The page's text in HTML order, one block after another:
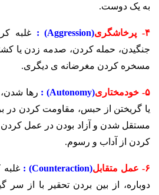
به یک دوست.
۴- پرخاشگری (Aggression) :
غلبه
جنگیدن، حمله کردن، صدمه زدن یا
مسخره کردن مغرضانه ی دیگری.
۵- خودمختاری (Autonomy) :
رها
یا گریختن از حبس، مقاومت کردن در
مستقل شدن و آزاد بودن در عمل کردن
کردن از آداب و رسوم.
۶- عمل متقابل (Counteraction) :
دوباره، از بین بردن تحقیر با از سر